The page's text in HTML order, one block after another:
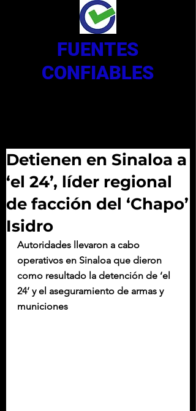
FUENTES
CONFIABLES
Detienen en Sinaloa a
‘el 24’, líder regional
de facción del ‘Chapo’
Isidro
Autoridades llevaron a cabo
operativos en Sinaloa que dieron
como resultado la detención de ‘el
24’ y el aseguramiento de armas y
municiones